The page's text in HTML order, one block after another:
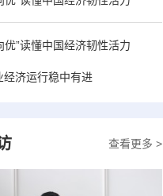
优”读懂中国经济韧性活力
经济运行稳中有进
查看更多 >